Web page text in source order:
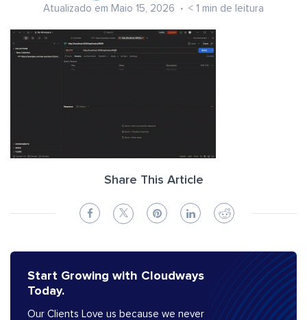
Atualizado em Maio 15, 2026 < 1 min de leitura
Share This Article
Start Growing with Cloudways
Today.
Our Clients Love us because we never